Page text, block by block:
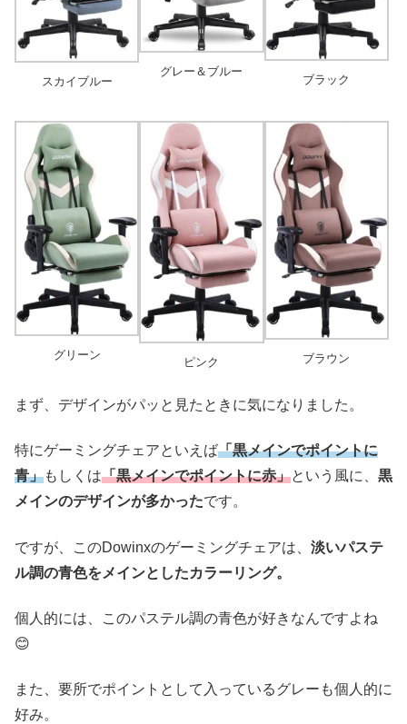
スカイブルー
グレー＆ブルー
ブラック
グリーン ピンク ブラウン
まず、デザインがパッと見たときに気になりました。
特にゲーミングチェアといえば「黒メインでポイントに
青」もしくは「黒メインでポイントに赤」という風に、 黒
メインのデザインが多かったです。
ですが、このDowinxのゲーミングチェアは、 淡いパステ
ル調の青色をメインとしたカラーリング。
個人的には、このパステル調の青色が好きなんですよね
😊
また、要所でポイントとして入っているグレーも個人的に
好み。